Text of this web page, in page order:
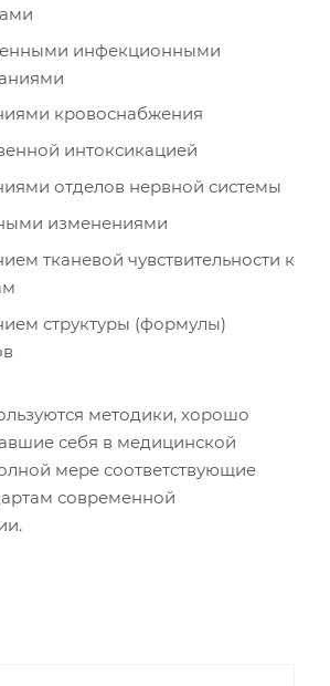
инфекционными
кровоснабжения
интоксикацией
отделов нервной системы
изменениями
тканевой чувствительности к
структуры (формулы)
методики, хорошо
себя в медицинской
мере соответствующие
современной